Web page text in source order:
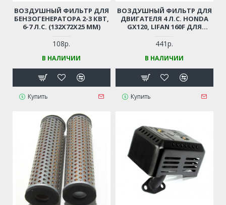
ВОЗДУШНЫЙ ФИЛЬТР ДЛЯ
БЕНЗОГЕНЕРАТОРА 2-3 КВТ,
6-7 Л.С. (132Х72Х25 ММ)
108р.
В НАЛИЧИИ
Купить
ВОЗДУШНЫЙ ФИЛЬТР ДЛЯ
ДВИГАТЕЛЯ 4 Л.С. HONDA
GX120, LIFAN 160F ДЛЯ
СНЕГОУБОРЩИКА,
ВИБРОПЛИТЫ,
МОТОПОМПЫ И ПР.
441р.
В НАЛИЧИИ
Купить